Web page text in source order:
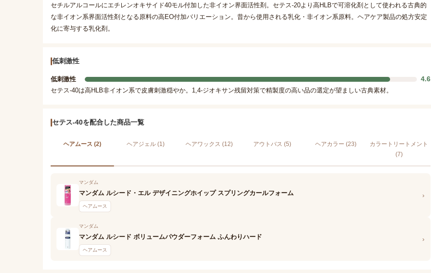
セチルアルコールにエチレンオキサイド40モル付加した非イオン界面活性剤。セテス-20より高HLBで可溶化剤として使われる古典的
な非イオン系界面活性剤となる原料の高EO付加バリエーション。昔から使用される乳化・非イオン系原料。ヘアケア製品の処方安定
化に寄与する乳化剤。
低刺激性
低刺激性 4.6
セテス-40は高HLB非イオン系で皮膚刺激穏やか。1,4-ジオキサン残留対策で精製度の高い品の選定が望ましい古典素材。
セテス-40を配合した商品一覧
ヘアムース (2) ヘアジェル (1) ヘアワックス (12) アウトバス (5) ヘアカラー (23)
カラートリートメント
(7)
マンダム
マンダム ルシード・エル デザイニングホイップ スプリングカールフォーム
ヘアムース
›
マンダム
マンダム ルシード ボリュームパウダーフォーム ふんわりハード
ヘアムース
›